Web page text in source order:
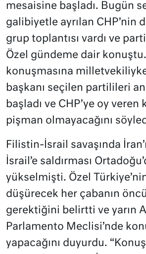
mesaisine başladı. Bugün
galibiyetle ayrılan CHP’nin
grup toplantısı vardı ve
Özel gündeme dair
konuşmasına
başkanı seçilen partilileri
başladı ve CHP’ye oy veren
pişman olmayacağını
Filistin-İsrail savaşında
İsrail’e saldırması
yükselmişti. Özel
düşürecek her çabanın
gerektiğini belirtti ve yarın
Parlamento Meclisi’nde
yapacağını duyurdu.